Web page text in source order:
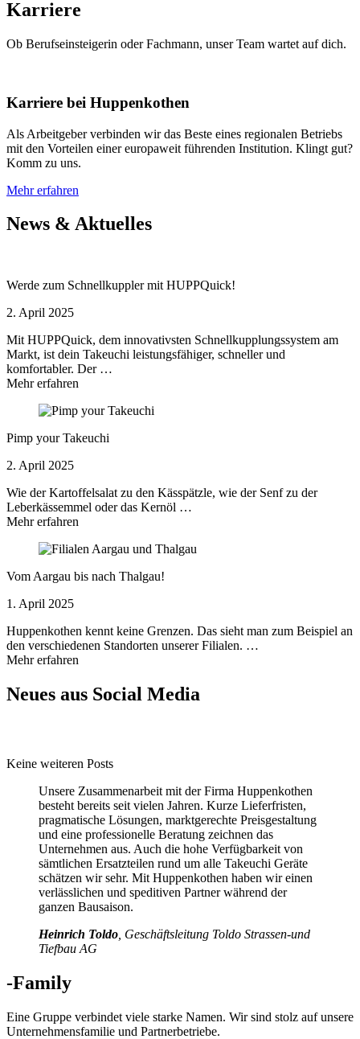
Karriere
Ob Berufseinsteigerin oder Fachmann, unser Team wartet auf dich.
Karriere bei Huppenkothen
Als Arbeitgeber verbinden wir das Beste eines regionalen Betriebs
mit den Vorteilen einer europaweit führenden Institution. Klingt gut?
Komm zu uns.
Mehr erfahren
News & Aktuelles
Werde zum Schnellkuppler mit HUPPQuick!
2. April 2025
Mit HUPPQuick, dem innovativsten Schnell­kupplungs­system am
Markt, ist dein Takeuchi leistungsfähiger, schneller und
komfortabler. Der …
Mehr erfahren
Pimp your Takeuchi
2. April 2025
Wie der Kartoffelsalat zu den Kässpätzle, wie der Senf zu der
Leberkässemmel oder das Kernöl …
Mehr erfahren
Vom Aargau bis nach Thalgau!
1. April 2025
Huppenkothen kennt keine Grenzen. Das sieht man zum Beispiel an
den verschiedenen Standorten unserer Filialen. …
Mehr erfahren
Neues aus Social Media
Keine weiteren Posts
Unsere Zusammenarbeit mit der Firma Huppenkothen
besteht bereits seit vielen Jahren. Kurze Lieferfristen,
pragmatische Lösungen, marktgerechte Preisgestaltung
und eine professionelle Beratung zeichnen das
Unternehmen aus. Auch die hohe Verfügbarkeit von
sämtlichen Ersatzteilen rund um alle Takeuchi Geräte
schätzen wir sehr. Mit Huppenkothen haben wir einen
verlässlichen und speditiven Partner während der
ganzen Bausaison.
Heinrich Toldo , Geschäftsleitung Toldo Strassen-und
Tiefbau AG
-Family
Eine Gruppe verbindet viele starke Namen. Wir sind stolz auf unsere
Unternehmensfamilie und Partnerbetriebe.